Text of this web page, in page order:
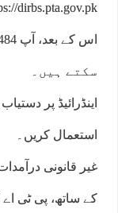
dirbs.pta.gov.pk
سکتے ہیں۔
اینڈرائیڈ پر
استعمال کریں۔
غیر قانونی
کے ساتھ، پی ٹی